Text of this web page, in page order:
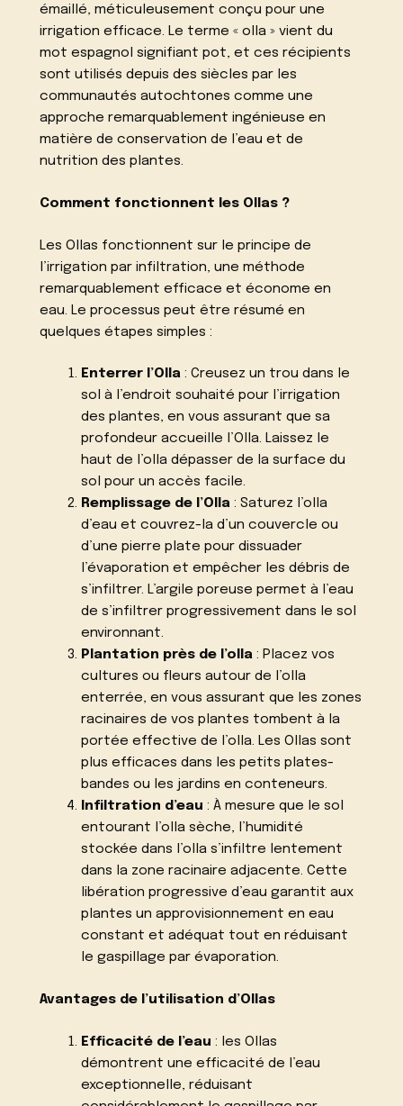
émaillé, méticuleusement conçu pour une
irrigation efficace. Le terme « olla » vient du
mot espagnol signifiant pot, et ces récipients
sont utilisés depuis des siècles par les
communautés autochtones comme une
approche remarquablement ingénieuse en
matière de conservation de l’eau et de
nutrition des plantes.
Comment fonctionnent les Ollas ?
Les Ollas fonctionnent sur le principe de
l’irrigation par infiltration, une méthode
remarquablement efficace et économe en
eau. Le processus peut être résumé en
quelques étapes simples :
Enterrer l’Olla: Creusez un trou dans le
sol à l’endroit souhaité pour l’irrigation
des plantes, en vous assurant que sa
profondeur accueille l’Olla. Laissez le
haut de l’olla dépasser de la surface du
sol pour un accès facile.
Remplissage de l’Olla: Saturez l’olla
d’eau et couvrez-la d’un couvercle ou
d’une pierre plate pour dissuader
l’évaporation et empêcher les débris de
s’infiltrer. L’argile poreuse permet à l’eau
de s’infiltrer progressivement dans le sol
environnant.
Plantation près de l’olla: Placez vos
cultures ou fleurs autour de l’olla
enterrée, en vous assurant que les zones
racinaires de vos plantes tombent à la
portée effective de l’olla. Les Ollas sont
plus efficaces dans les petits plates-
bandes ou les jardins en conteneurs.
Infiltration d’eau : À mesure que le sol
entourant l’olla sèche, l’humidité
stockée dans l’olla s’infiltre lentement
dans la zone racinaire adjacente. Cette
libération progressive d’eau garantit aux
plantes un approvisionnement en eau
constant et adéquat tout en réduisant
le gaspillage par évaporation.
Avantages de l’utilisation d’Ollas
Efficacité de l’eau : les Ollas
démontrent une efficacité de l’eau
exceptionnelle, réduisant